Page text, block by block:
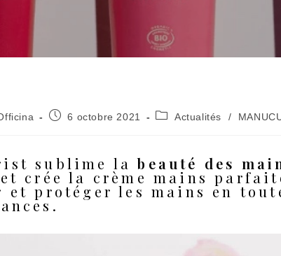
autrice
:
Publication
6 octobre 2021
PostActualités /
sublime labeauté des
et crée la crème mains
et protéger les mains en